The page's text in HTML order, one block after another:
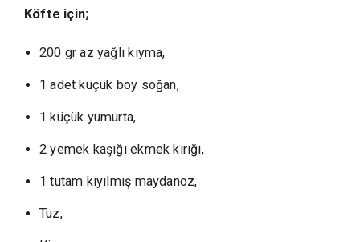
Köfte için;
200 gr az yağlı kıyma,
1 adet küçük boy soğan,
1 küçük yumurta,
2 yemek kaşığı ekmek kırığı,
1 tutam kıyılmış maydanoz,
Tuz,